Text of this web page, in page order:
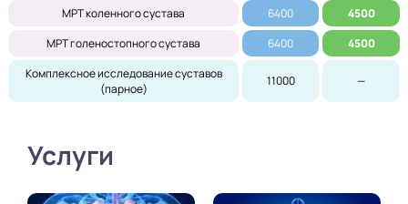
МРТ коленного сустава 6400
4500
МРТ голеностопного сустава
6400
4500
Комплексное исследование суставов
(парное)
11000 —
Услуги